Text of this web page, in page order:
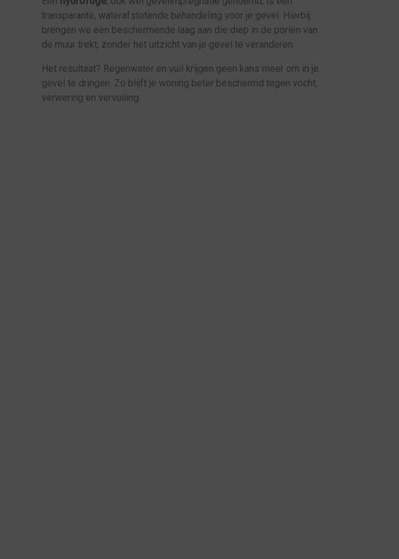
transparante, waterafstotende behandeling voor je gevel. Hierbij
brengen we een beschermende laag aan die diep in de poriën van
de muur trekt, zonder het uitzicht van je gevel te veranderen.
Het resultaat? Regenwater en vuil krijgen geen kans meer om in je
gevel te dringen. Zo blijft je woning beter beschermd tegen vocht,
verwering en vervuiling.